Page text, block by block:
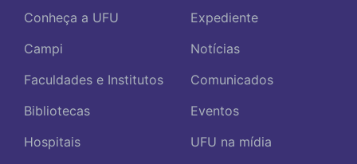
Conheça a UFU
Campi
Faculdades e Institutos
Bibliotecas
Hospitais
Expediente
Notícias
Comunicados
Eventos
UFU na mídia